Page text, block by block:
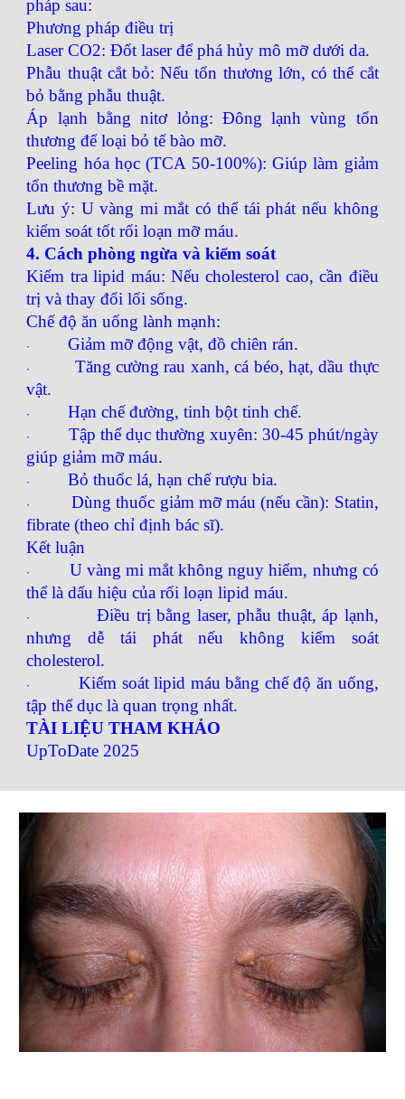
pháp sau:
Phương pháp điều trị
Laser CO2: Đốt laser để phá hủy mô mỡ dưới da.
Phẫu thuật cắt bỏ: Nếu tổn thương lớn, có thể cắt
bỏ bằng phẫu thuật.
Áp lạnh bằng nitơ lỏng: Đông lạnh vùng tổn
thương để loại bỏ tế bào mỡ.
Peeling hóa học (TCA 50-100%): Giúp làm giảm
tổn thương bề mặt.
Lưu ý: U vàng mi mắt có thể tái phát nếu không
kiểm soát tốt rối loạn mỡ máu.
4. Cách phòng ngừa và kiểm soát
Kiểm tra lipid máu: Nếu cholesterol cao, cần điều
trị và thay đổi lối sống.
Chế độ ăn uống lành mạnh:
· Giảm mỡ động vật, đồ chiên rán.
·
Tăng cường rau xanh, cá béo, hạt, dầu thực
vật.
· Hạn chế đường, tinh bột tinh chế.
·
Tập thể dục thường xuyên: 30-45 phút/ngày
giúp giảm mỡ máu.
· Bỏ thuốc lá, hạn chế rượu bia.
·
Dùng thuốc giảm mỡ máu (nếu cần): Statin,
fibrate (theo chỉ định bác sĩ).
Kết luận
·
U vàng mi mắt không nguy hiểm, nhưng có
thể là dấu hiệu của rối loạn lipid máu.
·
Điều trị bằng laser, phẫu thuật, áp lạnh,
nhưng dễ tái phát nếu không kiểm soát
cholesterol.
·
Kiểm soát lipid máu bằng chế độ ăn uống,
tập thể dục là quan trọng nhất.
TÀI LIỆU THAM KHẢO
UpToDate 2025